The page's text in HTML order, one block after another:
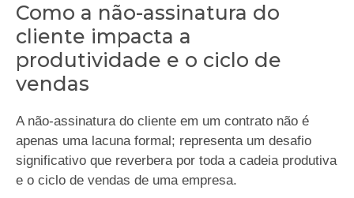
Como a não-assinatura do
cliente impacta a
produtividade e o ciclo de
vendas
A não-assinatura do cliente em um contrato não é
apenas uma lacuna formal; representa um desafio
significativo que reverbera por toda a cadeia produtiva
e o ciclo de vendas de uma empresa.